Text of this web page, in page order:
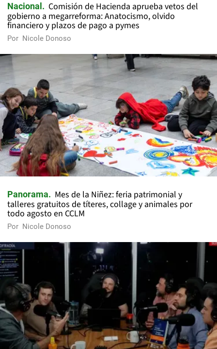
Nacional
Comisión de Hacienda aprueba vetos del
gobierno a megarreforma: Anatocismo, olvido
financiero y plazos de pago a pymes
Por Nicole Donoso
Panorama
Mes de la Niñez: feria patrimonial y
talleres gratuitos de títeres, collage y animales por
todo agosto en CCLM
Por Nicole Donoso